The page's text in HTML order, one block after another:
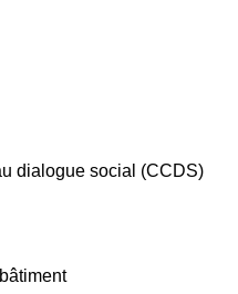
dialogue social (CCDS)